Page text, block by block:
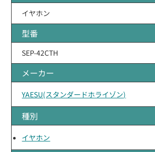
イヤホン
型番
SEP-42CTH
メーカー
YAESU(スタンダードホライゾン)
種別
イヤホン